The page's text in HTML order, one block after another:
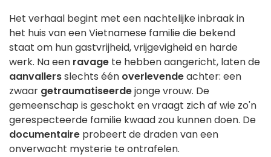
Het verhaal begint met een nachtelijke inbraak in
het huis van een Vietnamese familie die bekend
staat om hun gastvrijheid, vrijgevigheid en harde
werk. Na een ravage te hebben aangericht, laten de
aanvallersslechts één overlevendeachter: een
zwaar getraumatiseerdejonge vrouw. De
gemeenschap is geschokt en vraagt zich af wie zo'n
gerespecteerde familie kwaad zou kunnen doen. De
documentaire probeert de draden van een
onverwacht mysterie te ontrafelen.